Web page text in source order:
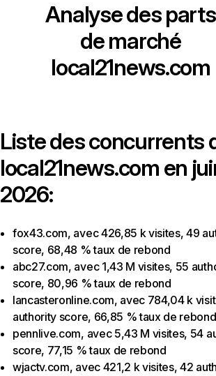
Analyse des parts
de marché
local21news.com
Liste des concurrents
local21news.com en
2026:
fox43.com, avec 426,85 k visites, 49
score, 68,48 % taux de rebond
abc27.com, avec 1,43 M visites, 55
score, 80,96 % taux de rebond
lancasteronline.com, avec 784,04 k
authority score, 66,85 % taux de rebond
pennlive.com, avec 5,43 M visites, 54
score, 77,15 % taux de rebond
wjactv.com, avec 421,2 k visites, 42